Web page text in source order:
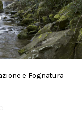
e Fognatura